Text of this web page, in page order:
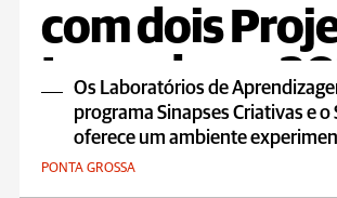
com dois
Inovadores
Os Laboratórios de
programa Sinapses Criativas e
oferece um ambiente
PONTA GROSSA